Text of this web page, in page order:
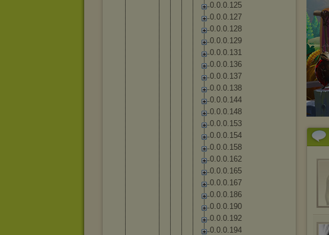
0.0.0.125
0.0.0.127
0.0.0.128
0.0.0.129
0.0.0.131
0.0.0.136
0.0.0.137
0.0.0.138
0.0.0.144
0.0.0.148
0.0.0.153
0.0.0.154
0.0.0.158
0.0.0.162
0.0.0.165
0.0.0.167
0.0.0.186
0.0.0.190
0.0.0.192
0.0.0.194